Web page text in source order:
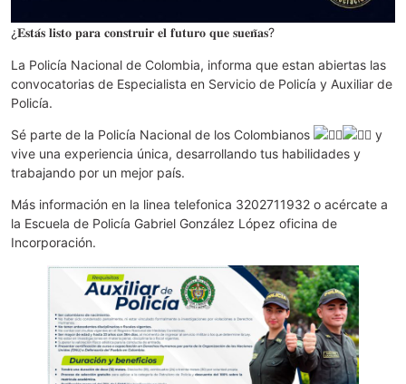
¿𝐄𝐬𝐭𝐚́𝐬 𝐥𝐢𝐬𝐭𝐨 𝐩𝐚𝐫𝐚 𝐜𝐨𝐧𝐬𝐭𝐫𝐮𝐢𝐫 𝐞𝐥 𝐟𝐮𝐭𝐮𝐫𝐨 𝐪𝐮𝐞 𝐬𝐮𝐞𝐧̃𝐚𝐬?
La Policía Nacional de Colombia, informa que estan abiertas las
convocatorias de Especialista en Servicio de Policía y Auxiliar de
Policía.
Sé parte de la Policía Nacional de los Colombianos
y
vive una experiencia única, desarrollando tus habilidades y
trabajando por un mejor país.
Más información en la linea telefonica 3202711932 o acércate a
la Escuela de Policía Gabriel González López oficina de
Incorporación.